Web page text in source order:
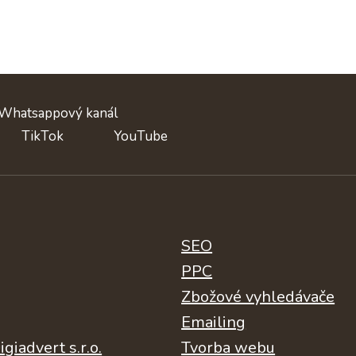
kanál
TikTok YouTube
Patička
3
SEO
PPC
Zbožové vyhledávače
Emailing
Tvorba webu
s.r.o.